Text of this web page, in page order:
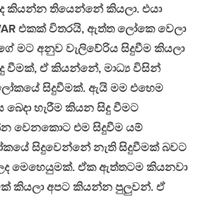
කියන්න තියෙන්නේ කියලා. එයා
එකක් විතරයි, ඇත්ත ලෝකෙ වෙලා
මට අනුව වැලිවේරිය සිදුවීම කියලා
වීමක්, ඒ කියන්නේ, මාධ්‍ය විසින්
ලෝකයේ සිදුවීමක්. ඇයි මම එහෙම
හැරීම කියන සිදු වීමට
වෙනකොට එම සිදුවීම යම්
සිදුවෙන්නේ නැති සිදුවීමක් බවට
මෙහෙයුමක්. ඒක ඇත්තටම කියනවා
කියලා අපට කියන්න පුලුවන්. ඒ